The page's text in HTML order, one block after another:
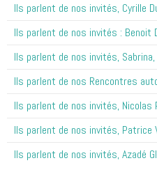
Ils parlent de nos invités, Cyrille
Ils parlent de nos invités : Benoit
Ils parlent de nos invités, Sabrina,
Ils parlent de nos Rencontres
Ils parlent de nos invités, Nicolas
Ils parlent de nos invités, Patrice
Ils parlent de nos invités, Azadé